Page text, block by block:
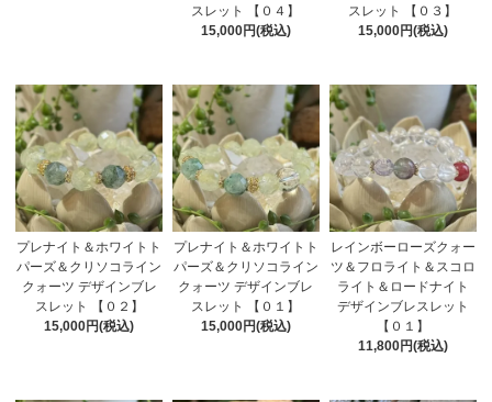
スレット 【０４】
15,000円(税込)
スレット 【０３】
15,000円(税込)
プレナイト＆ホワイトト
パーズ＆クリソコライン
クォーツ デザインブレ
スレット 【０２】
15,000円(税込)
プレナイト＆ホワイトト
パーズ＆クリソコライン
クォーツ デザインブレ
スレット 【０１】
15,000円(税込)
レインボーローズクォー
ツ＆フロライト＆スコロ
ライト＆ロードナイト
デザインブレスレット
【０１】
11,800円(税込)